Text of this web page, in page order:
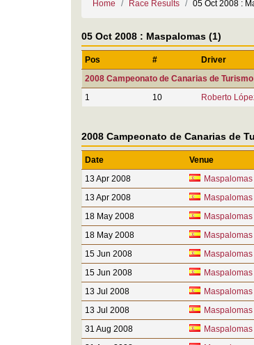
Home Race Results 05 Oct 2008 :
05 Oct 2008 : Maspalomas (1)
Pos # Driver
2008 Campeonato de Canarias de
1
10 Roberto
2008 Campeonato de Canarias de
Date Venue
13 Apr 2008
Maspalomas
13 Apr 2008
Maspalomas
18 May 2008
Maspalomas
18 May 2008
Maspalomas
15 Jun 2008
Maspalomas
15 Jun 2008
Maspalomas
13 Jul 2008
Maspalomas
13 Jul 2008
Maspalomas
31 Aug 2008
Maspalomas